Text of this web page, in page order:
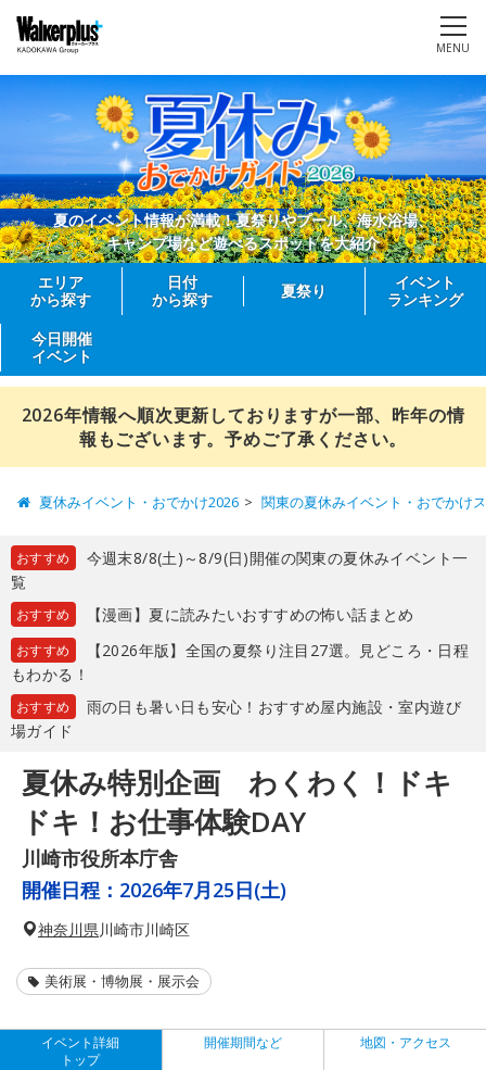
MENU
夏のイベント情報が満載！夏祭りやプール、海水浴場、
キャンプ場など遊べるスポットを大紹介
エリア
から探す
日付
から探す
夏祭り
イベント
ランキング
今日開催
イベント
2026年情報へ順次更新しておりますが一部、昨年の情
報もございます。予めご了承ください。
夏休みイベント・おでかけ2026 関東の夏休みイベント・おでかけ
おすすめ
今週末8/8(土)～8/9(日)開催の関東の夏休みイベント一
覧
おすすめ 【漫画】夏に読みたいおすすめの怖い話まとめ
おすすめ
【2026年版】全国の夏祭り注目27選。見どころ・日程
もわかる！
おすすめ
雨の日も暑い日も安心！おすすめ屋内施設・室内遊び
場ガイド
夏休み特別企画 わくわく！ドキ
ドキ！お仕事体験DAY
川崎市役所本庁舎
開催日程： 2026年7月25日(土)
神奈川県 川崎市川崎区
美術展・博物展・展示会
イベント詳細
トップ
開催期間など 地図・アクセス